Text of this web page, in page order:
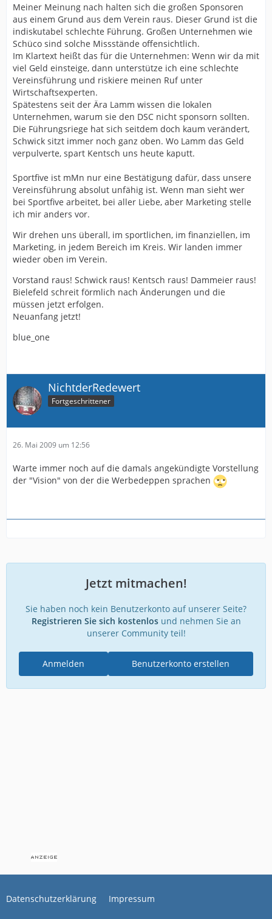
Meiner Meinung nach halten sich die großen Sponsoren
aus einem Grund aus dem Verein raus. Dieser Grund ist die
indiskutabel schlechte Führung. Großen Unternehmen wie
Schüco sind solche Missstände offensichtlich.
Im Klartext heißt das für die Unternehmen: Wenn wir da mit
viel Geld einsteige, dann unterstütze ich eine schlechte
Vereinsführung und riskiere meinen Ruf unter
Wirtschaftsexperten.
Spätestens seit der Ära Lamm wissen die lokalen
Unternehmen, warum sie den DSC nicht sponsorn sollten.
Die Führungsriege hat sich seitdem doch kaum verändert,
Schwick sitzt immer noch ganz oben. Wo Lamm das Geld
verpulverte, spart Kentsch uns heute kaputt.
Sportfive ist mMn nur eine Bestätigung dafür, dass unsere
Vereinsführung absolut unfähig ist. Wenn man sieht wer
bei Sportfive arbeitet, bei aller Liebe, aber Marketing stelle
ich mir anders vor.
Wir drehen uns überall, im sportlichen, im finanziellen, im
Marketing, in jedem Bereich im Kreis. Wir landen immer
wieder oben im Verein.
Vorstand raus! Schwick raus! Kentsch raus! Dammeier raus!
Bielefeld schreit förmlich nach Änderungen und die
müssen jetzt erfolgen.
Neuanfang jetzt!
blue_one
NichtderRedewert
Fortgeschrittener
26. Mai 2009 um 12:56
Warte immer noch auf die damals angekündigte Vorstellung
der "Vision" von der die Werbedeppen sprachen
Jetzt mitmachen!
Sie haben noch kein Benutzerkonto auf unserer Seite?
Registrieren Sie sich kostenlosund nehmen Sie an
unserer Community teil!
Benutzerkonto erstellen
Anmelden
Datenschutzerklärung Impressum